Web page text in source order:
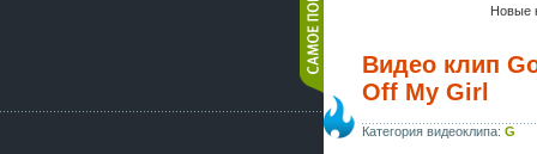
Новые
Видео клип
Off My Girl
Категория видеоклипа: G